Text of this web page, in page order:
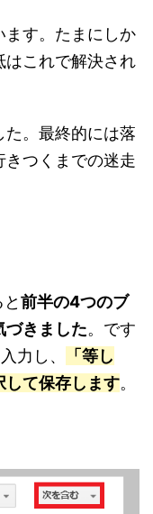
ます。たまにしか
はこれで解決され
た。最終的には落
つくまでの迷走
前半の4つのブ
づきました。です
力し、
「等し
して保存します。